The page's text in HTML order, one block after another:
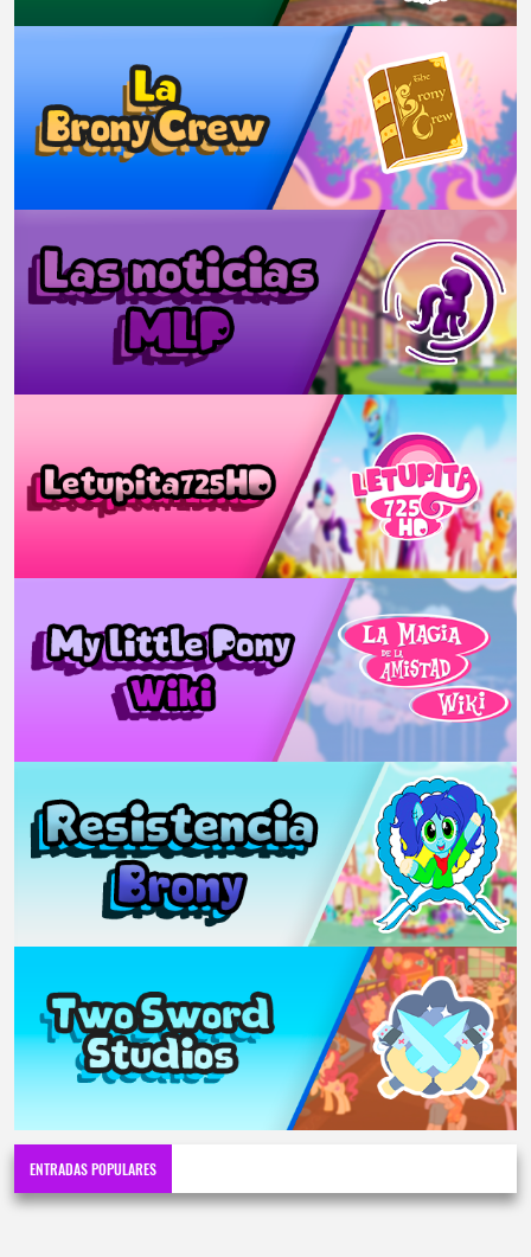
ENTRADAS POPULARES